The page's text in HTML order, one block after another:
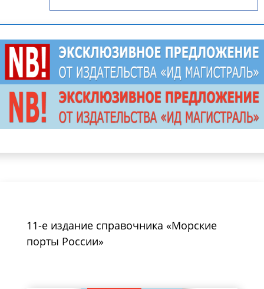
11-е издание справочника «Морские
порты России»